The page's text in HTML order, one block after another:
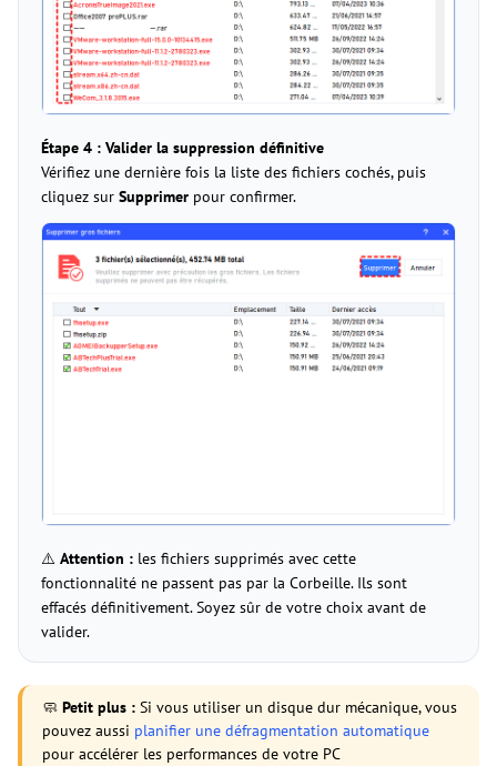
Étape 4 : Valider la suppression définitive
Vérifiez une dernière fois la liste des fichiers cochés, puis
cliquez sur Supprimer pour confirmer.
⚠️ Attention : les fichiers supprimés avec cette
fonctionnalité ne passent pas par la Corbeille. Ils sont
effacés définitivement. Soyez sûr de votre choix avant de
valider.
🧼 Petit plus : Si vous utiliser un disque dur mécanique, vous
pouvez aussi planifier une défragmentation automatique
pour accélérer les performances de votre PC